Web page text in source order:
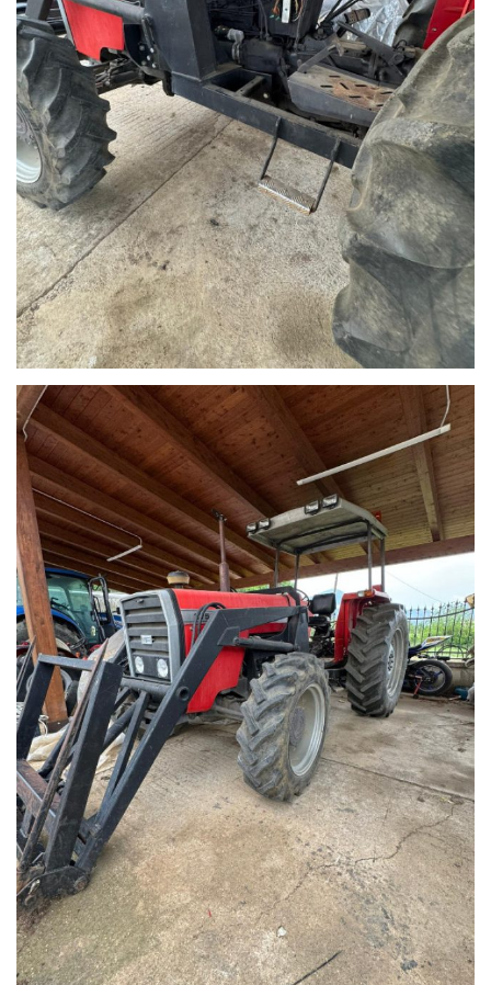
NON HAI
TROVATO
L'AUTO CHE
CERCHI?
Compila il modulo e
ti contatteremo
appena l'auto che
cerchi sarà
disponibile
Ho letto e accetto
l'informativa privacy
*
Acconsento al